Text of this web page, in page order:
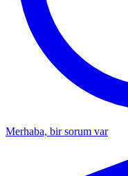
Merhaba, bir sorum var